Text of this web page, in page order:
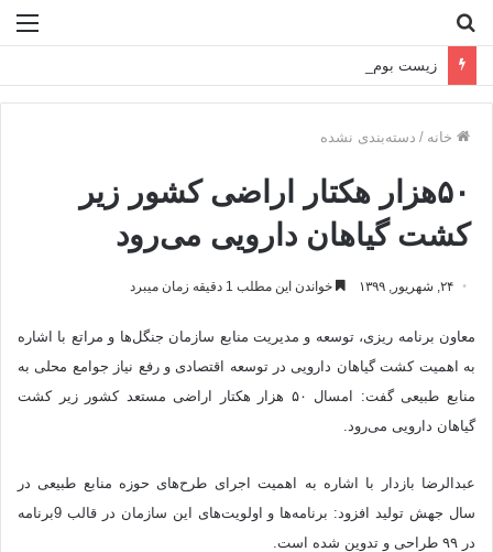
خانه / دسته‌بندی نشده
۵۰هزار هکتار اراضی کشور زیر
کشت گیاهان دارویی می‌رود
۲۴, شهریور, ۱۳۹۹ خواندن این مطلب 1 دقیقه زمان میبرد
معاون برنامه ریزی، توسعه و مدیریت منابع سازمان جنگل‌ها و مراتع با اشاره
به اهمیت کشت گیاهان دارویی در توسعه اقتصادی و رفع نیاز جوامع محلی به
منابع طبیعی گفت: امسال ۵۰ هزار هکتار اراضی مستعد کشور زیر کشت
گیاهان دارویی می‌رود.
عبدالرضا بازدار با اشاره به اهمیت اجرای طرح‌های حوزه منابع طبیعی در
سال جهش تولید افزود: برنامه‌ها و اولویت‌های این سازمان در قالب 9برنامه
در ۹۹ طراحی و تدوین شده است.